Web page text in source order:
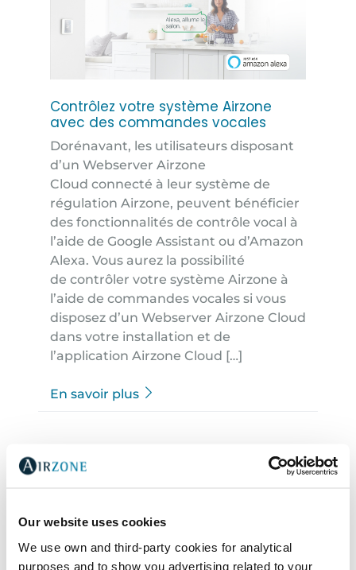
Our website uses cookies
We use own and third-party cookies for analytical
purposes and to show you advertising related to your
Contrôlez votre système Airzone
avec des commandes vocales
Dorénavant, les utilisateurs disposant
d’un Webserver Airzone
Cloud connecté à leur système de
régulation Airzone, peuvent bénéficier
des fonctionnalités de contrôle vocal à
l’aide de Google Assistant ou d’Amazon
Alexa. Vous aurez la possibilité
de contrôler votre système Airzone à
l’aide de commandes vocales si vous
disposez d’un Webserver Airzone Cloud
dans votre installation et de
l’application Airzone Cloud […]
En savoir plus
Algorithmes de contrôle en